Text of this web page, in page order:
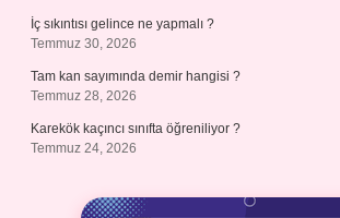
İç sıkıntısı gelince ne yapmalı ?
Temmuz 30, 2026
Tam kan sayımında demir hangisi ?
Temmuz 28, 2026
Karekök kaçıncı sınıfta öğreniliyor ?
Temmuz 24, 2026